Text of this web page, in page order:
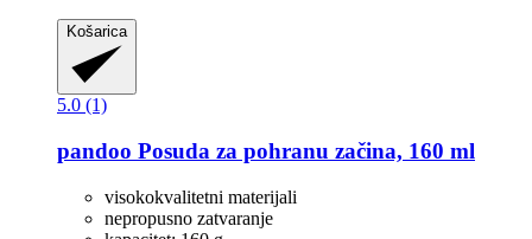
Košarica
5.0 (1)
pandoo Posuda za pohranu začina, 160 ml
visokokvalitetni materijali
nepropusno zatvaranje